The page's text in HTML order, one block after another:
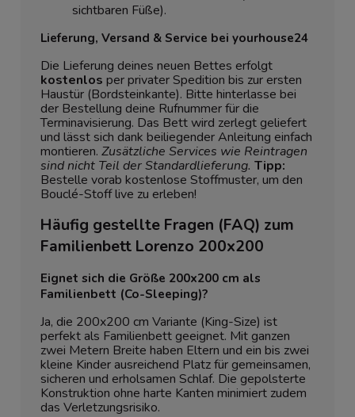
sichtbaren Füße).
Lieferung, Versand & Service bei yourhouse24
Die Lieferung deines neuen Bettes erfolgt
kostenlos per privater Spedition bis zur ersten
Haustür (Bordsteinkante). Bitte hinterlasse bei
der Bestellung deine Rufnummer für die
Terminavisierung. Das Bett wird zerlegt geliefert
und lässt sich dank beiliegender Anleitung einfach
montieren. Zusätzliche Services wie Reintragen
sind nicht Teil der Standardlieferung. Tipp:
Bestelle vorab kostenlose Stoffmuster, um den
Bouclé-Stoff live zu erleben!
Häufig gestellte Fragen (FAQ) zum
Familienbett Lorenzo 200x200
Eignet sich die Größe 200x200 cm als
Familienbett (Co-Sleeping)?
Ja, die 200x200 cm Variante (King-Size) ist
perfekt als Familienbett geeignet. Mit ganzen
zwei Metern Breite haben Eltern und ein bis zwei
kleine Kinder ausreichend Platz für gemeinsamen,
sicheren und erholsamen Schlaf. Die gepolsterte
Konstruktion ohne harte Kanten minimiert zudem
das Verletzungsrisiko.